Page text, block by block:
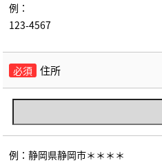
例：
123-4567
必須 住所
例：静岡県静岡市＊＊＊＊